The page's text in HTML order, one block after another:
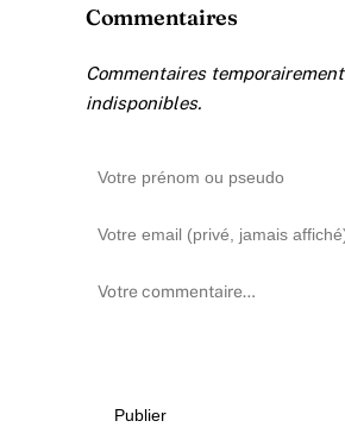
Commentaires
Commentaires temporairement
indisponibles.
Publier